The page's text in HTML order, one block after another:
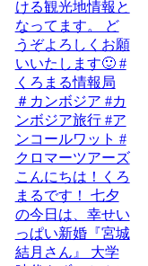
こんにちは！くろ
まるです！ 七夕
の今日は、幸せい
っぱい新婚『宮城
結月さん』 大学